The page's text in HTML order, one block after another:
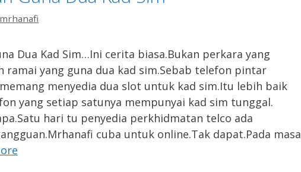
mrhanafi
Dua Kad Sim…Ini cerita biasa.Bukan perkara yang
ramai yang guna dua kad sim.Sebab telefon pintar
menyedia dua slot untuk kad sim.Itu lebih baik
yang setiap satunya mempunyai kad sim tunggal.
hari tu penyedia perkhidmatan telco ada
cuba untuk online.Tak dapat.Pada masa